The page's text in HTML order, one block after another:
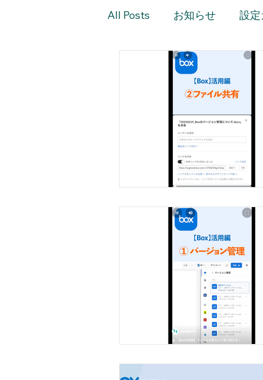
All Posts お知らせ 設定
設定ガイド（上級編）
レポート・ダッシュボード
セキュリティ・コンプライ